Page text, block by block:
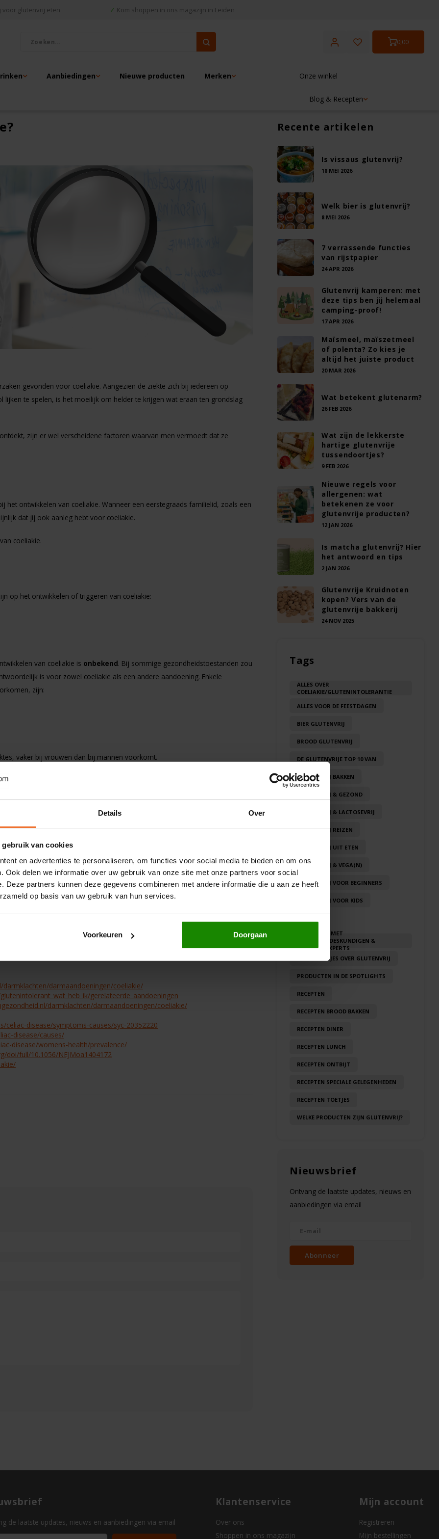
Details Over
van cookies
en advertenties te personaliseren, om functies voor social media te bieden en om ons
Ook delen we informatie over uw gebruik van onze site met onze partners voor social
Deze partners kunnen deze gegevens combineren met andere informatie die u aan ze heeft
op basis van uw gebruik van hun services.
Voorkeuren Doorgaan
voor glutenvrij eten ✓ Kom shoppen in ons magazijn in Leiden
0,00
Aanbiedingen Nieuwe producten Merken Onze winkel
Blog & Recepten
gevonden voor coeliakie. Aangezien de ziekte zich bij iedereen op
te spelen, is het moeilijk om helder te krijgen wat eraan ten grondslag
zijn er wel verscheidene factoren waarvan men vermoedt dat ze
het ontwikkelen van coeliakie. Wanneer een eerstegraads familielid, zoals een
dat jij ook aanleg hebt voor coeliakie.
coeliakie.
op het ontwikkelen of triggeren van coeliakie:
van coeliakie is onbekend. Bij sommige gezondheidstoestanden zou
is voor zowel coeliakie als een andere aandoening. Enkele
zijn:
vaker bij vrouwen dan bij mannen voorkomt.
blootlegt die (samen) van invloed kunnen zijn, zijn we vooralsnog ver
eenduidig antwoord zullen we moeten wachten op een doorbraak in de
Dan hebben we meer dan genoeg relevante artikelen op onze blog!
!
darmaandoeningen/coeliakie/
gerelateerde_aandoeningen
darmklachten/darmaandoeningen/coeliakie/
celiac-disease/symptoms-causes/syc-20352220
disease/causes/
disease/womens-health/prevalence/
doi/full/10.1056/NEJMoa1404172
Recente artikelen
Is vissaus glutenvrij?
18 MEI 2026
Welk bier is glutenvrij?
8 MEI 2026
7 verrassende functies
van rijstpapier
24 APR 2026
Glutenvrij kamperen: met
deze tips ben jij helemaal
camping-proof!
17 APR 2026
Maïsmeel, maïszetmeel
of polenta? Zo kies je
altijd het juiste product
20 MAR 2026
Wat betekent glutenarm?
26 FEB 2026
Wat zijn de lekkerste
hartige glutenvrije
tussendoortjes?
9 FEB 2026
Nieuwe regels voor
allergenen: wat
betekenen ze voor
glutenvrije producten?
12 JAN 2026
Is matcha glutenvrij? Hier
het antwoord en tips
2 JAN 2026
Glutenvrije Kruidnoten
kopen? Vers van de
glutenvrije bakkerij
24 NOV 2025
Tags
ALLES OVER
COELIAKIE/GLUTENINTOLERANTIE
ALLES VOOR DE FEESTDAGEN
BIER GLUTENVRIJ
BROOD GLUTENVRIJ
DE GLUTENVRIJE TOP 10 VAN
GLUTENVRIJ BAKKEN
GLUTENVRIJ & GEZOND
GLUTENVRIJ & LACTOSEVRIJ
GLUTENVRIJ REIZEN
GLUTENVRIJ UIT ETEN
GLUTENVRIJ & VEGA(N)
GLUTENVRIJ VOOR BEGINNERS
GLUTENVRIJ VOOR KIDS
IN GESPREK MET
ERVARINGSDESKUNDIGEN &
VOEDINGSEXPERTS
LEUKE WEETJES OVER GLUTENVRIJ
PRODUCTEN IN DE SPOTLIGHTS
RECEPTEN
RECEPTEN BROOD BAKKEN
RECEPTEN DINER
RECEPTEN LUNCH
RECEPTEN ONTBIJT
RECEPTEN SPECIALE GELEGENHEDEN
RECEPTEN TOETJES
WELKE PRODUCTEN ZIJN GLUTENVRIJ?
Nieuwsbrief
Ontvang de laatste updates, nieuws en
aanbiedingen via email
Abonneer
de laatste updates, nieuws en aanbiedingen via email
Klantenservice
Over ons
Shoppen in ons magazijn
Mijn account
Registreren
Mijn bestellingen